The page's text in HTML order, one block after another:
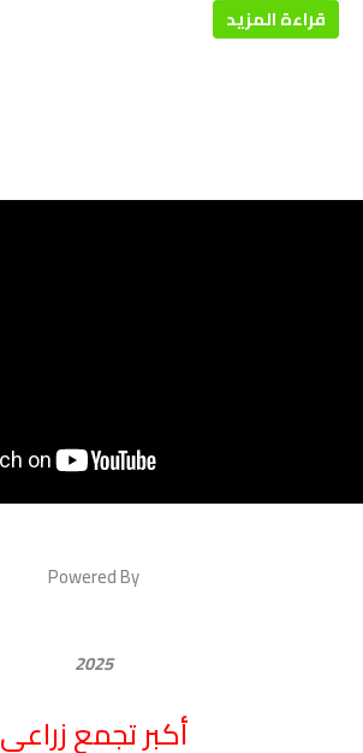
قراءة المزيد
Powered By
2025
أكبر تجمع زراعي